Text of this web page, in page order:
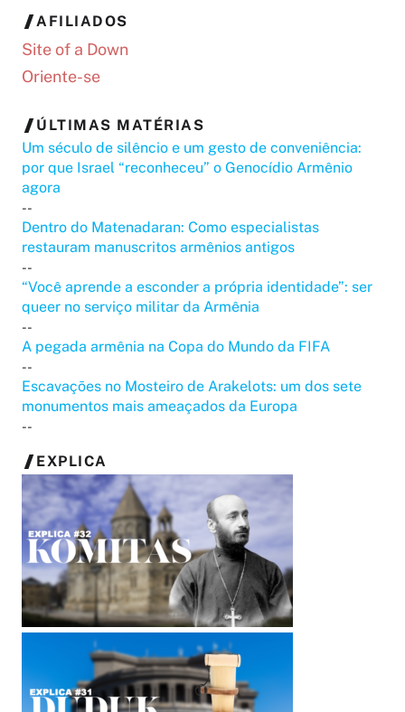
AFILIADOS
Site of a Down
Oriente-se
ÚLTIMAS MATÉRIAS
Um século de silêncio e um gesto de conveniência:
por que Israel “reconheceu” o Genocídio Armênio
agora
--
Dentro do Matenadaran: Como especialistas
restauram manuscritos armênios antigos
--
“Você aprende a esconder a própria identidade”: ser
queer no serviço militar da Armênia
--
A pegada armênia na Copa do Mundo da FIFA
--
Escavações no Mosteiro de Arakelots: um dos sete
monumentos mais ameaçados da Europa
--
EXPLICA